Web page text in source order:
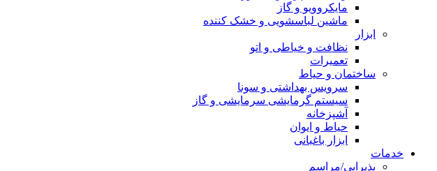
مایکروویو و گاز
ماشین لباسشویی و خشک کننده
ابزار
نظافت و خیاطی و اتو
تعمیرات
ساختمان و حیاط
سرویس بهداشتی و سونا
سیستم گرمایشی سرمایشی و گاز
آشپزخانه
حیاط و ایوان
ابزار باغبانی
خدمات
پذیرایی/مراسم